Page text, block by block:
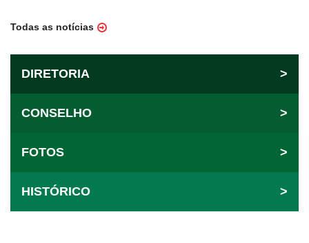
Todas as notícias
DIRETORIA >
CONSELHO >
FOTOS >
HISTÓRICO >